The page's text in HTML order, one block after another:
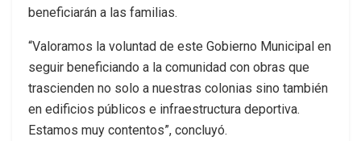
beneficiarán a las familias.
“Valoramos la voluntad de este Gobierno Municipal en
seguir beneficiando a la comunidad con obras que
trascienden no solo a nuestras colonias sino también
en edificios públicos e infraestructura deportiva.
Estamos muy contentos”, concluyó.